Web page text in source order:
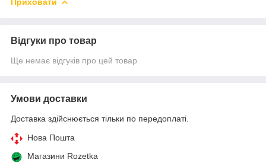
Відгуки про товар
Ще немає відгуків про цей товар
Умови доставки
Доставка здійснюється тільки по передоплаті.
Нова Пошта
Магазини Rozetka